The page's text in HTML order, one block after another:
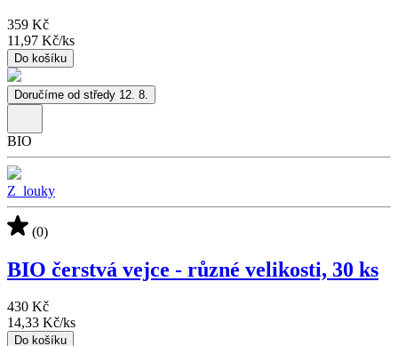
359 Kč
11,97 Kč/ks
Do košíku
Doručíme od středy 12. 8.
BIO
Z_louky
(0)
BIO čerstvá vejce - různé velikosti, 30 ks
430 Kč
14,33 Kč/ks
Do košíku